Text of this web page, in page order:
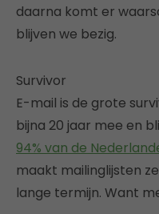
daarna komt er
blijven we bezig.
Survivor
E-mail is de grote
bijna 20 jaar mee en
94% van de
maakt mailinglijsten
lange termijn. Want